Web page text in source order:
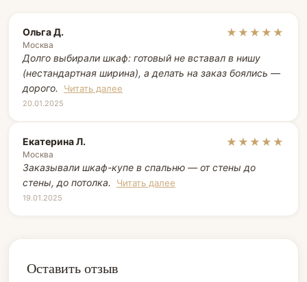
Ольга Д.
Москва
★★★★★
Долго выбирали шкаф: готовый не вставал в нишу
(нестандартная ширина), а делать на заказ боялись —
дорого.
Читать далее
20.01.2025
Екатерина Л.
Москва
★★★★★
Заказывали шкаф-купе в спальню — от стены до
стены, до потолка.
Читать далее
19.01.2025
Оставить отзыв